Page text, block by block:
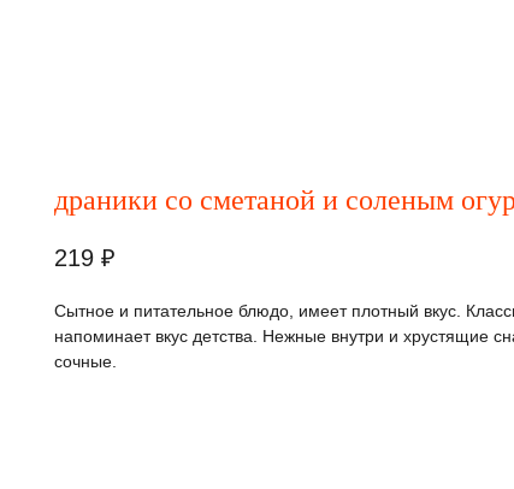
драники со сметаной и соленым
219 ₽
Сытное и питательное блюдо, имеет плотный вкус.
напоминает вкус детства. Нежные внутри и хрустящие
сочные.